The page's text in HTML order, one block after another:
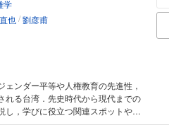
学
也/劉彦甫
ンダー平等や人権教育の先進性，
れる台湾．先史時代から現代までの
し，学びに役立つ関連スポットや旅
旅行の事前・事後学習や，旅をして